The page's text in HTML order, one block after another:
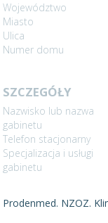
Województwo
Miasto
Ulica
Numer domu
SZCZEGÓŁY
Nazwisko lub nazwa
gabinetu
Telefon stacjonarny
Specjalizacja i usługi
gabinetu
Prodenmed. NZOZ.